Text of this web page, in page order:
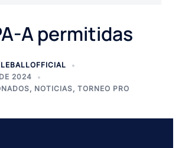
A permitidas
2024
, NOTICIAS, TORNEO PRO